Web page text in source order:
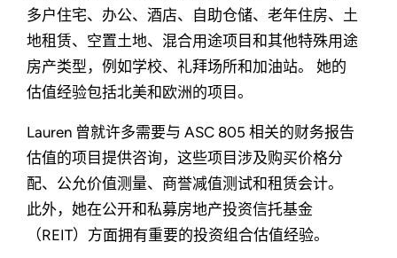
多户住宅、办公、酒店、自助仓储、老年住房、土
地租赁、空置土地、混合用途项目和其他特殊用途
房产类型，例如学校、礼拜场所和加油站。 她的
估值经验包括北美和欧洲的项目。
Lauren 曾就许多需要与 ASC 805 相关的财务报告
估值的项目提供咨询，这些项目涉及购买价格分
配、公允价值测量、商誉减值测试和租赁会计。
此外，她在公开和私募房地产投资信托基金
（REIT）方面拥有重要的投资组合估值经验。